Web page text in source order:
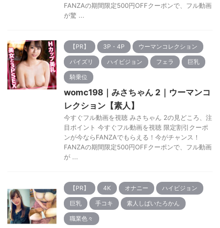
FANZAの期間限定500円OFFクーポンで、フル動画
が驚 ...
【PR】 3P・4P ウーマンコレクション
パイズリ ハイビジョン フェラ 巨乳
騎乗位
womc198｜みさちゃん 2｜ウーマンコ
レクション【素人】
今すぐフル動画を視聴 みさちゃん 2の見どころ、注
目ポイント 今すぐフル動画を視聴 限定割引クーポ
ンが今ならFANZAでもらえる！今がチャンス！
FANZAの期間限定500円OFFクーポンで、フル動画
が ...
【PR】 4K オナニー ハイビジョン
巨乳 手コキ 素人しばいたろかん
職業色々